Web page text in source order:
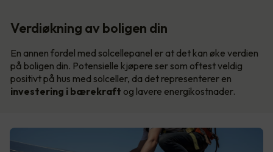
Verdiøkning av boligen din
En annen fordel med solcellepanel er at det kan øke verdien
på boligen din. Potensielle kjøpere ser som oftest veldig
positivt på hus med solceller, da det representerer en
investering i bærekraft og lavere energikostnader.